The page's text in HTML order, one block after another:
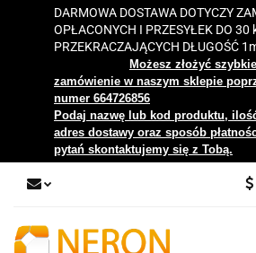
DARMOWA DOSTAWA DOTYCZY
OPŁACONYCH I PRZESYŁEK DO 30
PRZEKRACZAJĄCYCH DŁUGOŚĆ
Możesz złożyć szybkie
zamówienie w naszym sklepie
numer 664726856
Podaj nazwę lub kod produktu,
adres dostawy oraz sposób
pytań skontaktujemy się z Tobą.